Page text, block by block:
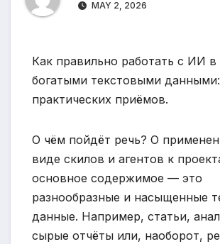
MAY 2, 2026
Как правильно работать с ИИ в
богатыми текстовыми
практических приёмов.
О чём пойдёт речь? О
виде скилов и агентов к
основное содержимое — это
разнообразные и насыщенные
данные. Например, статьи,
сырые отчёты или, наоборот,